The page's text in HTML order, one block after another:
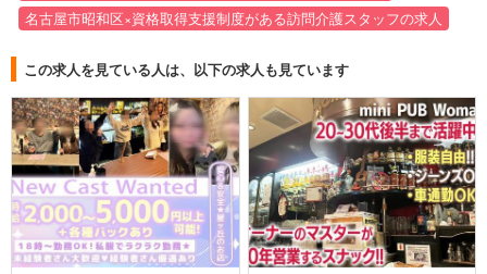
名古屋市昭和区×資格取得支援制度がある訪問介護スタッフの求人
この求人を見ている人は、以下の求人も見ています